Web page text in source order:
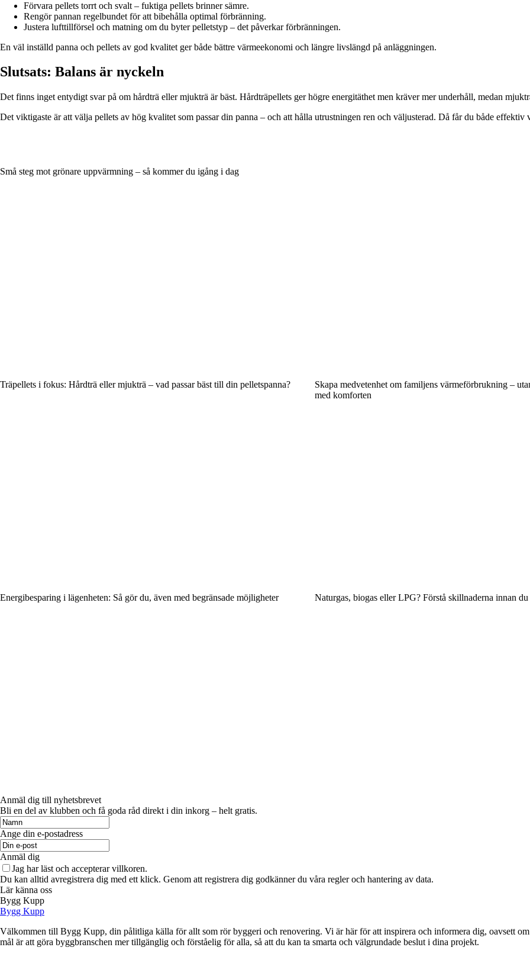
Förvara pellets torrt och svalt – fuktiga pellets brinner sämre.
Rengör pannan regelbundet för att bibehålla optimal förbränning.
Justera lufttillförsel och matning om du byter pelletstyp – det påverkar förbränningen.
En väl inställd panna och pellets av god kvalitet ger både bättre värmeekonomi och längre livslängd på anläggningen.
Slutsats: Balans är nyckeln
Det finns inget entydigt svar på om hårdträ eller mjukträ är bäst. Hårdträpellets ger högre energitäthet men kräver mer underhåll, medan
Det viktigaste är att välja pellets av hög kvalitet som passar din panna – och att hålla utrustningen ren och väljusterad. Då får du både
Små steg mot grönare uppvärmning – så kommer du igång i dag
Träpellets i fokus: Hårdträ eller mjukträ – vad passar bäst till din pelletspanna?
Skapa medvetenhet om familjens värmeförbrukning –
med komforten
Energibesparing i lägenheten: Så gör du, även med begränsade möjligheter Naturgas, biogas eller LPG? Förstå skillnaderna innan
Anmäl dig till nyhetsbrevet
Bli en del av klubben och få goda råd direkt i din inkorg – helt gratis.
Ange din e-postadress
Anmäl dig
Jag har läst och accepterar villkoren.
Du kan alltid avregistrera dig med ett klick. Genom att registrera dig godkänner du våra regler och hantering av data.
Lär känna oss
Bygg Kupp
Bygg Kupp
Välkommen till Bygg Kupp, din pålitliga källa för allt som rör byggeri och renovering. Vi är här för att inspirera och informera dig, oavsett
mål är att göra byggbranschen mer tillgänglig och förståelig för alla, så att du kan ta smarta och välgrundade beslut i dina projekt.